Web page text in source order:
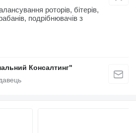
роторів, бітерів,
подрібнювачів з
Консалтинг"